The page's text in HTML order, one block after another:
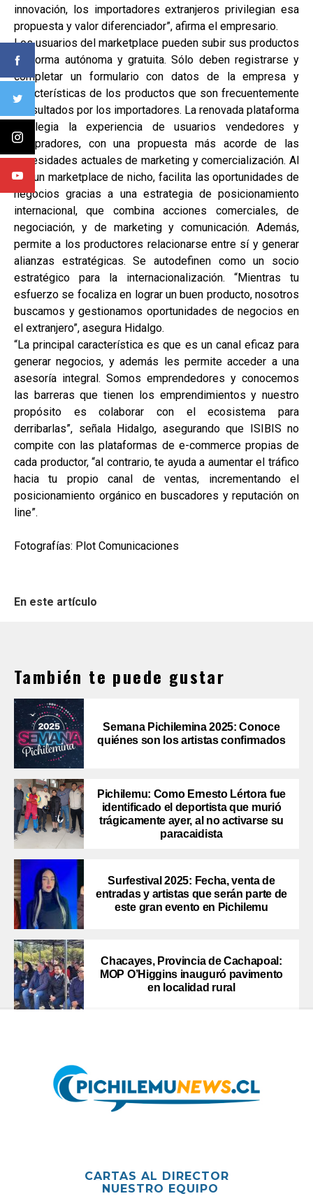
innovación, los importadores extranjeros privilegian esa
propuesta y valor diferenciador”, afirma el empresario.
Los usuarios del marketplace pueden subir sus productos
en forma autónoma y gratuita. Sólo deben registrarse y
completar un formulario con datos de la empresa y
características de los productos que son frecuentemente
consultados por los importadores. La renovada plataforma
privilegia la experiencia de usuarios vendedores y
compradores, con una propuesta más acorde de las
necesidades actuales de marketing y comercialización. Al
ser un marketplace de nicho, facilita las oportunidades de
negocios gracias a una estrategia de posicionamiento
internacional, que combina acciones comerciales, de
negociación, y de marketing y comunicación. Además,
permite a los productores relacionarse entre sí y generar
alianzas estratégicas. Se autodefinen como un socio
estratégico para la internacionalización. “Mientras tu
esfuerzo se focaliza en lograr un buen producto, nosotros
buscamos y gestionamos oportunidades de negocios en
el extranjero”, asegura Hidalgo.
“La principal característica es que es un canal eficaz para
generar negocios, y además les permite acceder a una
asesoría integral. Somos emprendedores y conocemos
las barreras que tienen los emprendimientos y nuestro
propósito es colaborar con el ecosistema para
derribarlas”, señala Hidalgo, asegurando que ISIBIS no
compite con las plataformas de e-commerce propias de
cada productor, “al contrario, te ayuda a aumentar el tráfico
hacia tu propio canal de ventas, incrementando el
posicionamiento orgánico en buscadores y reputación on
line”.
Fotografías: Plot Comunicaciones
En este artículo
También te puede gustar
Semana Pichilemina 2025: Conoce
quiénes son los artistas confirmados
Pichilemu: Como Ernesto Lértora fue
identificado el deportista que murió
trágicamente ayer, al no activarse su
paracaidista
Surfestival 2025: Fecha, venta de
entradas y artistas que serán parte de
este gran evento en Pichilemu
Chacayes, Provincia de Cachapoal:
MOP O’Higgins inauguró pavimento
en localidad rural
CARTAS AL DIRECTOR
NUESTRO EQUIPO